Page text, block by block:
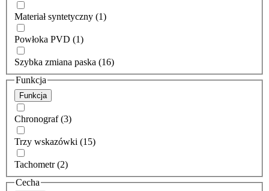
Materiał syntetyczny (1)
Powłoka PVD (1)
Szybka zmiana paska (16)
Funkcja
Funkcja
Chronograf (3)
Trzy wskazówki (15)
Tachometr (2)
Cecha